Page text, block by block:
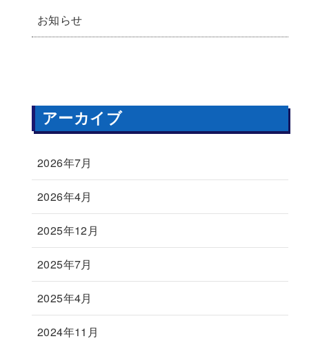
お知らせ
アーカイブ
2026年7月
2026年4月
2025年12月
2025年7月
2025年4月
2024年11月